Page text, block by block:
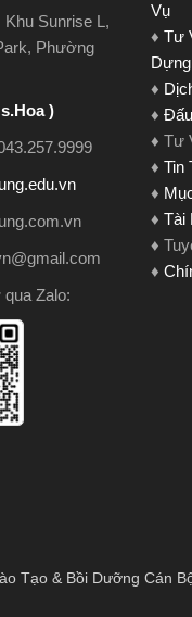
Sunrise L,
Phường
)
Zalo:
Vụ
♦ Tư
Dựng
♦
♦
♦ Tư
♦ Tin
♦
♦ Tài
♦
♦
Tạo & Bồi Dưỡng Cán